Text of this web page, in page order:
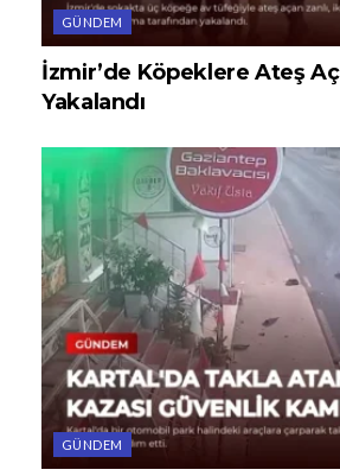
GÜNDEM
İzmir’de Köpeklere Ateş
Yakalandı
GÜNDEM